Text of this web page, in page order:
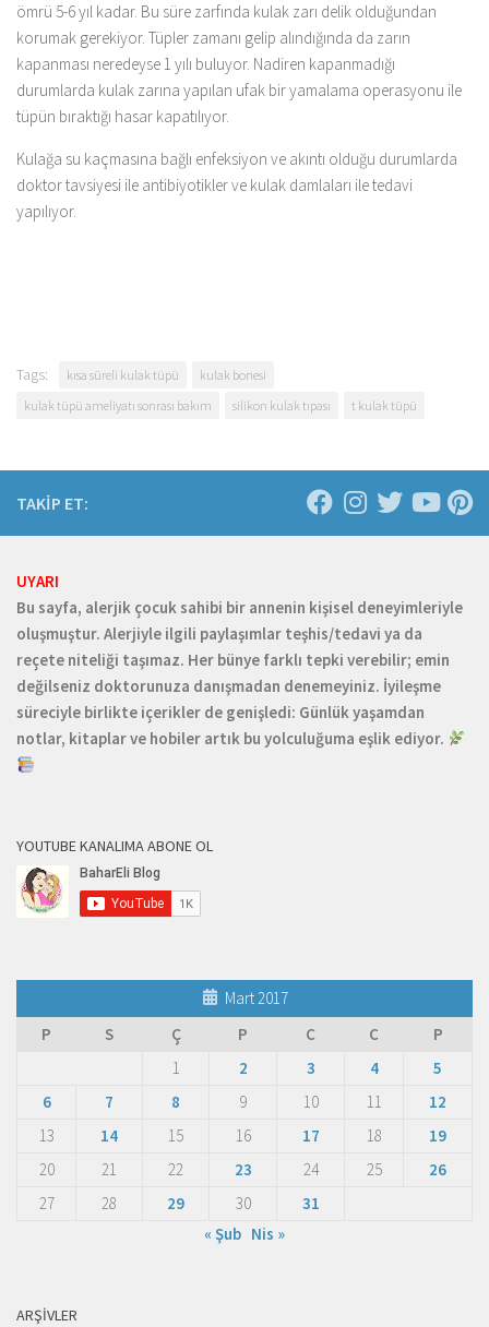
ömrü 5-6 yıl kadar. Bu süre zarfında kulak zarı delik olduğundan
korumak gerekiyor. Tüpler zamanı gelip alındığında da zarın
kapanması neredeyse 1 yılı buluyor. Nadiren kapanmadığı
durumlarda kulak zarına yapılan ufak bir yamalama operasyonu ile
tüpün bıraktığı hasar kapatılıyor.
Kulağa su kaçmasına bağlı enfeksiyon ve akıntı olduğu durumlarda
doktor tavsiyesi ile antibiyotikler ve kulak damlaları ile tedavi
yapılıyor.
Tags: kısa süreli kulak tüpü
kulak bonesi
kulak tüpü ameliyatı sonrası bakım
silikon kulak tıpası t kulak tüpü
TAKİP ET:
UYARI
Bu sayfa, alerjik çocuk sahibi bir annenin kişisel deneyimleriyle
oluşmuştur. Alerjiyle ilgili paylaşımlar teşhis/tedavi ya da
reçete niteliği taşımaz. Her bünye farklı tepki verebilir; emin
değilseniz doktorunuza danışmadan denemeyiniz. İyileşme
süreciyle birlikte içerikler de genişledi: Günlük yaşamdan
notlar, kitaplar ve hobiler artık bu yolculuğuma eşlik ediyor.
YOUTUBE KANALIMA ABONE OL
Mart 2017
P
S Ç P C C
P
1
2 3 4
5
6
7 8 9 10 11
12
13
14 15 16 17 18
19
20
21 22 23 24 25
26
27
28 29 30
31
« Şub Nis »
ARŞIVLER